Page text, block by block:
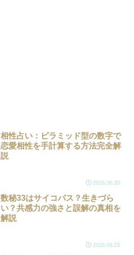
相性占い：ピラミッド型の数字で
恋愛相性を手計算する方法完全解
説
2026.06.30
数秘33はサイコパス？生きづら
い？共感力の強さと誤解の真相を
解説
2026.06.23